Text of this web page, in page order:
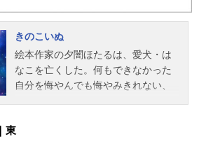
きのこいぬ
絵本作家の夕闇ほたるは、愛犬・は
なこを亡くした。何もできなかった
自分を悔やんでも悔やみきれない、
色のきのこが生えていることに気づ
｜東